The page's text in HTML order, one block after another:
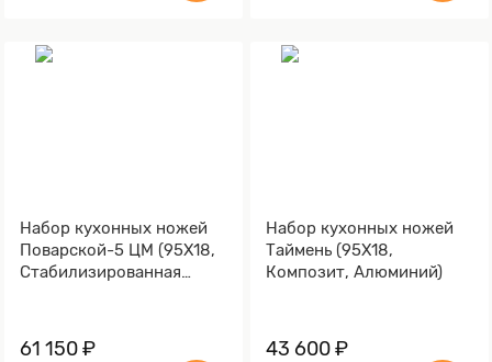
Набор кухонных ножей
Поварской-5 ЦМ (95Х18,
Стабилизированная
61 150 ₽
Набор кухонных ножей
Таймень (95Х18,
Композит, Алюминий)
43 600 ₽